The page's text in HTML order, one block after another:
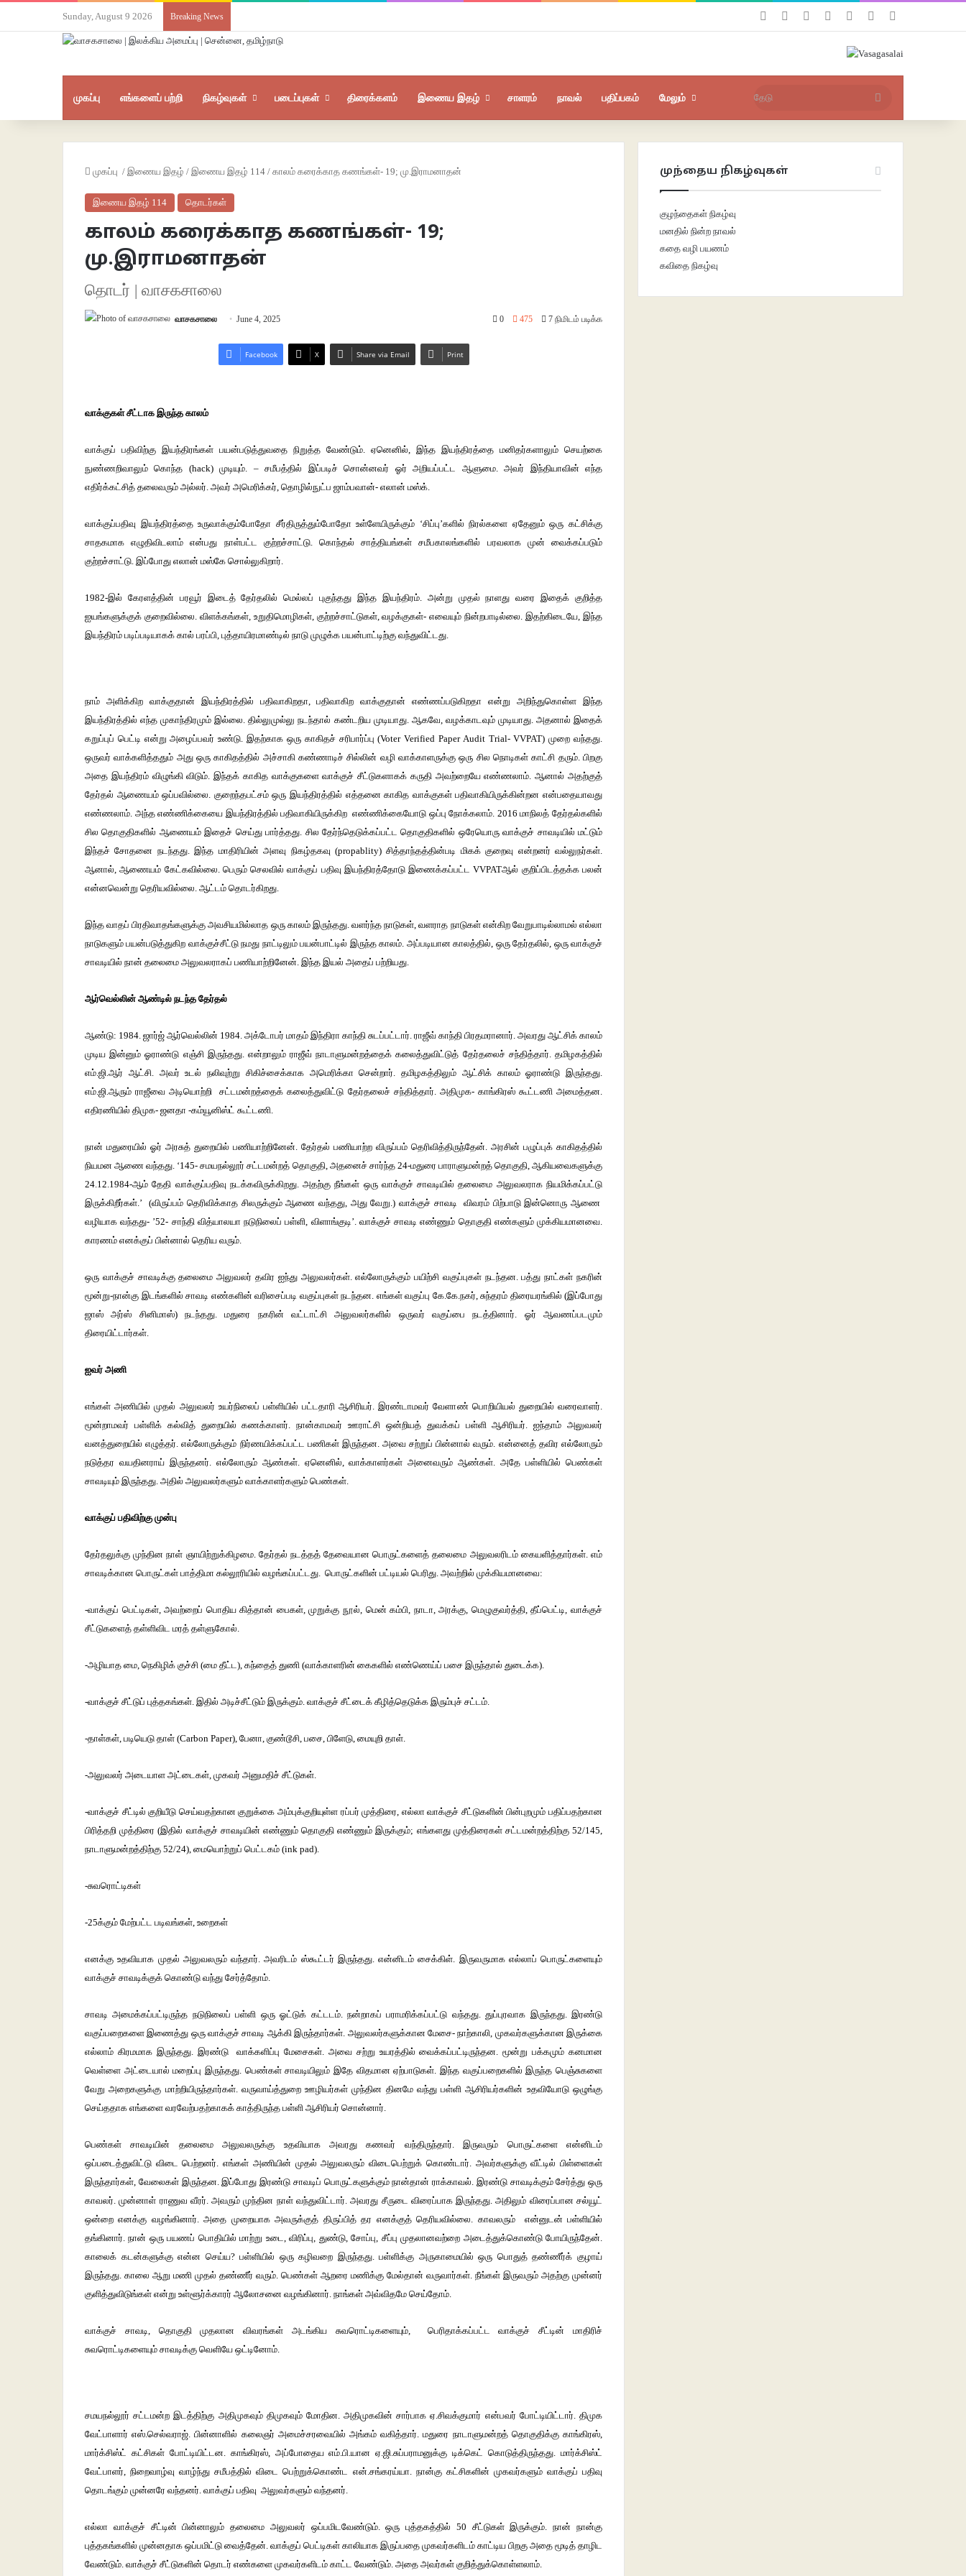
Sunday, August 9 2026 Breaking News Facebook YouTubeInstagramபுகுபதிகைசீரற்ற பதிவுகள்
முகப்பு எங்களைப் பற்றி நிகழ்வுகள் படைப்புகள் திரைக்களம் இணைய இதழ் சாளரம் நாவல் பதிப்பகம் மேலும் தேடு
முகப்பு / இணைய இதழ் / இணைய இதழ் 114 / காலம் கரைக்காத கணங்கள்- 19; மு.இராமனாதன்
இணைய இதழ் 114 தொடர்கள்
காலம் கரைக்காத கணங்கள்- 19;
மு.இராமனாதன்
தொடர் | வாசகசாலை
வாசகசாலை June 4, 2025 0 475 7 நிமிடம் படிக்க
Facebook X Share via Email Print
வாக்குகள் சீட்டாக இருந்த காலம்
வாக்குப் பதிவிற்கு இயந்திரங்கள் பயன்படுத்துவதை நிறுத்த வேண்டும். ஏனெனில், இந்த இயந்திரத்தை மனிதர்களாலும் செயற்கை
நுண்ணறிவாலும் கொந்த (hack) முடியும். – சமீபத்தில் இப்படிச் சொன்னவர் ஓர் அறியப்பட்ட ஆளுமை. அவர் இந்தியாவின் எந்த
எதிர்க்கட்சித் தலைவரும் அல்லர். அவர் அமெரிக்கர், தொழில்நுட்ப ஜாம்பவான்- எலான் மஸ்க்.
வாக்குப்பதிவு இயந்திரத்தை உருவாக்கும்போதோ சீர்திருத்தும்போதோ உள்ளேயிருக்கும் ‘சிப்பு’களில் நிரல்களை ஏதேனும் ஒரு கட்சிக்கு
சாதகமாக எழுதிவிடலாம் என்பது நாள்பட்ட குற்றச்சாட்டு. கொந்தல் சாத்தியங்கள் சமீபகாலங்களில் பரவலாக முன் வைக்கப்படும்
குற்றச்சாட்டு. இப்போது எலான் மஸ்கே சொல்லுகிறார்.
1982-இல் கேரளத்தின் பரவூர் இடைத் தேர்தலில் மெல்லப் புகுந்தது இந்த இயந்திரம். அன்று முதல் நாளது வரை இதைக் குறித்த
ஐயங்களுக்குக் குறைவில்லை. விளக்கங்கள், உறுதிமொழிகள், குற்றச்சாட்டுகள், வழக்குகள்- எவையும் நின்றபாடில்லை. இதற்கிடையே, இந்த
இயந்திரம் படிப்படியாகக் கால் பரப்பி, புத்தாயிரமாண்டில் நாடு முழுக்க பயன்பாட்டிற்கு வந்துவிட்டது.
நாம் அளிக்கிற வாக்குதான் இயந்திரத்தில் பதிவாகிறதா, பதிவாகிற வாக்குதான் எண்ணப்படுகிறதா என்று அறிந்துகொள்ள இந்த
இயந்திரத்தில் எந்த முகாந்திரமும் இல்லை. தில்லுமுல்லு நடந்தால் கண்டறிய முடியாது. ஆகவே, வழக்காடவும் முடியாது. அதனால் இதைக்
கறுப்புப் பெட்டி என்று அழைப்பவர் உண்டு. இதற்காக ஒரு காகிதச் சரிபார்ப்பு (Voter Verified Paper Audit Trial- VVPAT) முறை வந்தது.
ஒருவர் வாக்களித்ததும் அது ஒரு காகிதத்தில் அச்சாகி கண்ணாடிச் சில்லின் வழி வாக்காளருக்கு ஒரு சில நொடிகள் காட்சி தரும். பிறகு
அதை இயந்திரம் விழுங்கி விடும். இந்தக் காகித வாக்குகளை வாக்குச் சீட்டுகளாகக் கருதி அவற்றையே எண்ணலாம். ஆனால் அதற்குத்
தேர்தல் ஆணையம் ஒப்பவில்லை. குறைந்தபட்சம் ஒரு இயந்திரத்தில் எத்தனை காகித வாக்குகள் பதிவாகியிருக்கின்றன என்பதையாவது
எண்ணலாம். அந்த எண்ணிக்கையை இயந்திரத்தில் பதிவாகியிருக்கிற எண்ணிக்கையோடு ஒப்பு நோக்கலாம். 2016 மாநிலத் தேர்தல்களில்
சில தொகுதிகளில் ஆணையம் இதைச் செய்து பார்த்தது. சில தேர்ந்தெடுக்கப்பட்ட தொகுதிகளில் ஒரேயொரு வாக்குச் சாவடியில் மட்டும்
இந்தச் சோதனை நடந்தது. இந்த மாதிரியின் அளவு நிகழ்தகவு (propablity) சித்தாந்தத்தின்படி மிகக் குறைவு என்றனர் வல்லுநர்கள்.
ஆனால், ஆணையம் கேட்கவில்லை. பெரும் செலவில் வாக்குப் பதிவு இயந்திரத்தோடு இணைக்கப்பட்ட VVPATஆல் குறிப்பிடத்தக்க பலன்
என்னவென்று தெரியவில்லை. ஆட்டம் தொடர்கிறது.
இந்த வாதப் பிரதிவாதங்களுக்கு அவசியமில்லாத ஒரு காலம் இருந்தது. வளர்ந்த நாடுகள், வளராத நாடுகள் என்கிற வேறுபாடில்லாமல் எல்லா
நாடுகளும் பயன்படுத்துகிற வாக்குச்சீட்டு நமது நாட்டிலும் பயன்பாட்டில் இருந்த காலம். அப்படியான காலத்தில், ஒரு தேர்தலில், ஒரு வாக்குச்
சாவடியில் நான் தலைமை அலுவலராகப் பணியாற்றினேன். இந்த இயல் அதைப் பற்றியது.
ஆர்வெல்லின் ஆண்டில் நடந்த தேர்தல்
ஆண்டு: 1984. ஜார்ஜ் ஆர்வெல்லின் 1984. அக்டோபர் மாதம் இந்திரா காந்தி சுடப்பட்டார். ராஜீவ் காந்தி பிரதமரானார். அவரது ஆட்சிக் காலம்
முடிய இன்னும் ஓராண்டு எஞ்சி இருந்தது. என்றாலும் ராஜீவ் நாடாளுமன்றத்தைக் கலைத்துவிட்டுத் தேர்தலைச் சந்தித்தார். தமிழகத்தில்
எம்.ஜி.ஆர் ஆட்சி. அவர் உடல் நலிவுற்று சிகிச்சைக்காக அமெரிக்கா சென்றார். தமிழகத்திலும் ஆட்சிக் காலம் ஓராண்டு இருந்தது.
எம்.ஜி.ஆரும் ராஜீவை அடியொற்றி சட்டமன்றத்தைக் கலைத்துவிட்டு தேர்தலைச் சந்தித்தார். அதிமுக- காங்கிரஸ் கூட்டணி அமைத்தன.
எதிரணியில் திமுக- ஜனதா -கம்யூனிஸ்ட் கூட்டணி.
நான் மதுரையில் ஓர் அரசுத் துறையில் பணியாற்றினேன். தேர்தல் பணியாற்ற விருப்பம் தெரிவித்திருந்தேன். அரசின் பழுப்புக் காகிதத்தில்
நியமன ஆணை வந்தது. ‘145- சமயநல்லூர் சட்டமன்றத் தொகுதி, அதனைச் சார்ந்த 24-மதுரை பாராளுமன்றத் தொகுதி, ஆகியவைகளுக்கு
24.12.1984-ஆம் தேதி வாக்குப்பதிவு நடக்கவிருக்கிறது. அதற்கு நீங்கள் ஒரு வாக்குச் சாவடியில் தலைமை அலுவலராக நியமிக்கப்பட்டு
இருக்கிறீர்கள்.’ (விருப்பம் தெரிவிக்காத சிலருக்கும் ஆணை வந்தது, அது வேறு.) வாக்குச் சாவடி விவரம் பிற்பாடு இன்னொரு ஆணை
வழியாக வந்தது- ’52- சாந்தி வித்யாலயா நடுநிலைப் பள்ளி, விளாங்குடி’. வாக்குச் சாவடி எண்ணும் தொகுதி எண்களும் முக்கியமானவை.
காரணம் எனக்குப் பின்னால் தெரிய வரும்.
ஒரு வாக்குச் சாவடிக்கு தலைமை அலுவலர் தவிர ஐந்து அலுவலர்கள். எல்லோருக்கும் பயிற்சி வகுப்புகள் நடந்தன. பத்து நாட்கள் நகரின்
மூன்று-நான்கு இடங்களில் சாவடி எண்களின் வரிசைப்படி வகுப்புகள் நடந்தன. எங்கள் வகுப்பு கே.கே.நகர், சுந்தரம் திரையரங்கில் (இப்போது
ஜாஸ் அர்ஸ் சினிமாஸ்) நடந்தது. மதுரை நகரின் வட்டாட்சி அலுவலர்களில் ஒருவர் வகுப்பை நடத்தினார். ஓர் ஆவணப்படமும்
திரையிட்டார்கள்.
ஐவர் அணி
எங்கள் அணியில் முதல் அலுவலர் உயர்நிலைப் பள்ளியில் பட்டதாரி ஆசிரியர். இரண்டாமவர் வேளாண் பொறியியல் துறையில் வரைவாளர்.
மூன்றாமவர் பள்ளிக் கல்வித் துறையில் கணக்காளர். நான்காமவர் ஊராட்சி ஒன்றியத் துவக்கப் பள்ளி ஆசிரியர். ஐந்தாம் அலுவலர்
வனத்துறையில் எழுத்தர். எல்லோருக்கும் நிர்ணயிக்கப்பட்ட பணிகள் இருந்தன. அவை சற்றுப் பின்னால் வரும். என்னைத் தவிர எல்லோரும்
நடுத்தர வயதினராய் இருந்தனர். எல்லோரும் ஆண்கள். ஏனெனில், வாக்காளர்கள் அனைவரும் ஆண்கள். அதே பள்ளியில் பெண்கள்
சாவடியும் இருந்தது. அதில் அலுவலர்களும் வாக்காளர்களும் பெண்கள்.
வாக்குப் பதிவிற்கு முன்பு
தேர்தலுக்கு முந்தின நாள் ஞாயிற்றுக்கிழமை. தேர்தல் நடத்தத் தேவையான பொருட்களைத் தலைமை அலுவலரிடம் கையளித்தார்கள். எம்
சாவடிக்கான பொருட்கள் பாத்திமா கல்லூரியில் வழங்கப்பட்டது. பொருட்களின் பட்டியல் பெரிது. அவற்றில் முக்கியமானவை:
-வாக்குப் பெட்டிகள், அவற்றைப் பொதிய கித்தான் பைகள், முறுக்கு நூல், மென் கம்பி, நாடா, அரக்கு, மெழுகுவர்த்தி, தீப்பெட்டி, வாக்குச்
சீட்டுகளைத் தள்ளிவிட மரத் தள்ளுகோல்.
-அழியாத மை, நெகிழிக் குச்சி (மை தீட்ட), கந்தைத் துணி (வாக்காளரின் கைகளில் எண்ணெய்ப் பசை இருந்தால் துடைக்க).
-வாக்குச் சீட்டுப் புத்தகங்கள். இதில் அடிச்சீட்டும் இருக்கும். வாக்குச் சீட்டைக் கீழித்தெடுக்க இரும்புச் சட்டம்.
-தாள்கள், படியெடு தாள் (Carbon Paper), பேனா, குண்டூசி, பசை, பிளேடு, மையுறி தாள்.
-அலுவலர் அடையாள அட்டைகள், முகவர் அனுமதிச் சீட்டுகள்.
-வாக்குச் சீட்டில் குறியீடு செய்வதற்கான குறுக்கை அம்புக்குறியுள்ள ரப்பர் முத்திரை, எல்லா வாக்குச் சீட்டுகளின் பின்புறமும் பதிப்பதற்கான
பிரித்தறி முத்திரை (இதில் வாக்குச் சாவடியின் எண்ணும் தொகுதி எண்ணும் இருக்கும்; எங்களது முத்திரைகள் சட்டமன்றத்திற்கு 52/145,
நாடாளுமன்றத்திற்கு 52/24), மையொற்றுப் பெட்டகம் (ink pad).
-சுவரொட்டிகள்
-25க்கும் மேற்பட்ட படிவங்கள், உறைகள்
எனக்கு உதவியாக முதல் அலுவலரும் வந்தார். அவரிடம் ஸ்கூட்டர் இருந்தது. என்னிடம் சைக்கிள். இருவருமாக எல்லாப் பொருட்களையும்
வாக்குச் சாவடிக்குக் கொண்டு வந்து சேர்த்தோம்.
சாவடி அமைக்கப்பட்டிருந்த நடுநிலைப் பள்ளி ஒரு ஓட்டுக் கட்டடம். நன்றாகப் பராமரிக்கப்பட்டு வந்தது. துப்புரவாக இருந்தது. இரண்டு
வகுப்பறைகளை இணைத்து ஒரு வாக்குச் சாவடி ஆக்கி இருந்தார்கள். அலுவலர்களுக்கான மேசை- நாற்காலி, முகவர்களுக்கான இருக்கை
எல்லாம் கிரமமாக இருந்தது. இரண்டு வாக்களிப்பு மேசைகள். அவை சற்று உயரத்தில் வைக்கப்பட்டிருந்தன. மூன்று பக்கமும் கனமான
வெள்ளை அட்டையால் மறைப்பு இருந்தது. பெண்கள் சாவடியிலும் இதே விதமான ஏற்பாடுகள். இந்த வகுப்பறைகளில் இருந்த பெஞ்சுகளை
வேறு அறைகளுக்கு மாற்றியிருந்தார்கள். வருவாய்த்துறை ஊழியர்கள் முந்தின தினமே வந்து பள்ளி ஆசிரியர்களின் உதவியோடு ஒழுங்கு
செய்ததாக எங்களை வரவேற்பதற்காகக் காத்திருந்த பள்ளி ஆசிரியர் சொன்னார்.
பெண்கள் சாவடியின் தலைமை அலுவலருக்கு உதவியாக அவரது கணவர் வந்திருந்தார். இருவரும் பொருட்களை என்னிடம்
ஒப்படைத்துவிட்டு விடை பெற்றனர். எங்கள் அணியின் முதல் அலுவலரும் விடைபெற்றுக் கொண்டார். அவர்களுக்கு வீட்டில் பிள்ளைகள்
இருந்தார்கள், வேலைகள் இருந்தன. இப்போது இரண்டு சாவடிப் பொருட்களுக்கும் நான்தான் ராக்காவல். இரண்டு சாவடிக்கும் சேர்த்து ஒரு
காவலர். முன்னாள் ராணுவ வீரர். அவரும் முந்தின நாள் வந்துவிட்டார். அவரது சீருடை விரைப்பாக இருந்தது. அதிலும் விரைப்பான சல்யூட்
ஒன்றை எனக்கு வழங்கினார். அதை முறையாக அவருக்குத் திருப்பித் தர எனக்குத் தெரியவில்லை. காவலரும் என்னுடன் பள்ளியில்
தங்கினார். நான் ஒரு பயணப் பொதியில் மாற்று உடை, விரிப்பு, துண்டு, சோப்பு, சீப்பு முதலானவற்றை அடைத்துக்கொண்டு போயிருந்தேன்.
காலைக் கடன்களுக்கு என்ன செய்ய? பள்ளியில் ஒரு கழிவறை இருந்தது. பள்ளிக்கு அருகாமையில் ஒரு பொதுத் தண்ணீர்க் குழாய்
இருந்தது. காலை ஆறு மணி முதல் தண்ணீர் வரும். பெண்கள் ஆறரை மணிக்கு மேல்தான் வருவார்கள். நீங்கள் இருவரும் அதற்கு முன்னர்
குளித்துவிடுங்கள் என்று உள்ளூர்க்காரர் ஆலோசனை வழங்கினார். நாங்கள் அவ்விதமே செய்தோம்.
வாக்குச் சாவடி, தொகுதி முதலான விவரங்கள் அடங்கிய சுவரொட்டிகளையும், பெரிதாக்கப்பட்ட வாக்குச் சீட்டின் மாதிரிச்
சுவரொட்டிகளையும் சாவடிக்கு வெளியே ஒட்டினோம்.
சமயநல்லூர் சட்டமன்ற இடத்திற்கு அதிமுகவும் திமுகவும் மோதின. அதிமுகவின் சார்பாக ஏ.சிவக்குமார் என்பவர் போட்டியிட்டார். திமுக
வேட்பாளார் எஸ்.செல்வராஜ். பின்னாளில் கலைஞர் அமைச்சரவையில் அங்கம் வகித்தார். மதுரை நாடாளுமன்றத் தொகுதிக்கு காங்கிரஸ்,
மார்க்சிஸ்ட் கட்சிகள் போட்டியிட்டன. காங்கிரஸ், அப்போதைய எம்.பி.யான ஏ.ஜி.சுப்பராமனுக்கு டிக்கெட் கொடுத்திருந்தது. மார்க்சிஸ்ட்
வேட்பாளர், நிறைவாழ்வு வாழ்ந்து சமீபத்தில் விடை பெற்றுக்கொண்ட என்.சங்கரய்யா. நான்கு கட்சிகளின் முகவர்களும் வாக்குப் பதிவு
தொடங்கும் முன்னரே வந்தனர். வாக்குப் பதிவு அலுவர்களும் வந்தனர்.
எல்லா வாக்குச் சீட்டின் பின்னாலும் தலைமை அலுவலர் ஒப்பமிடவேண்டும். ஒரு புத்தகத்தில் 50 சீட்டுகள் இருக்கும். நான் நான்கு
புத்தகங்களில் முன்னதாக ஒப்பமிட்டு வைத்தேன். வாக்குப் பெட்டிகள் காலியாக இருப்பதை முகவர்களிடம் காட்டிய பிறகு அதை மூடித் தாழிட
வேண்டும். வாக்குச் சீட்டுகளின் தொடர் எண்களை முகவர்களிடம் காட்ட வேண்டும். அதை அவர்கள் குறித்துக்கொள்ளலாம்.
முந்தைய நிகழ்வுகள்
குழந்தைகள் நிகழ்வு
மனதில் நின்ற நாவல்
கதை வழி பயணம்
கவிதை நிகழ்வு